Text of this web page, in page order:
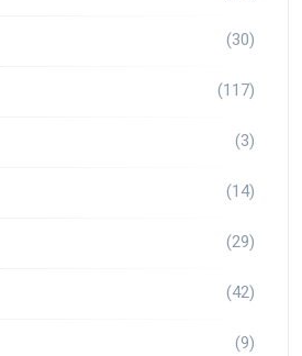
(30)
(117)
(3)
(14)
(29)
(42)
(9)